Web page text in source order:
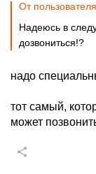
От пользователя
Надеюсь в
дозвониться!?
надо
тот самый,
может